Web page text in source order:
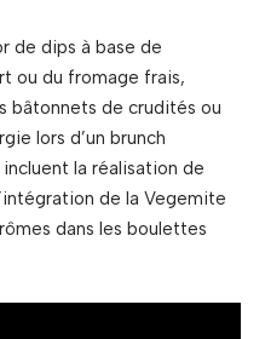
de dips à base de
ou du fromage frais,
bâtonnets de crudités ou
lors d’un brunch
la réalisation de
de la Vegemite
dans les boulettes